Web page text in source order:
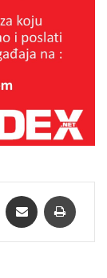
Viber Podijeli putem E-maila